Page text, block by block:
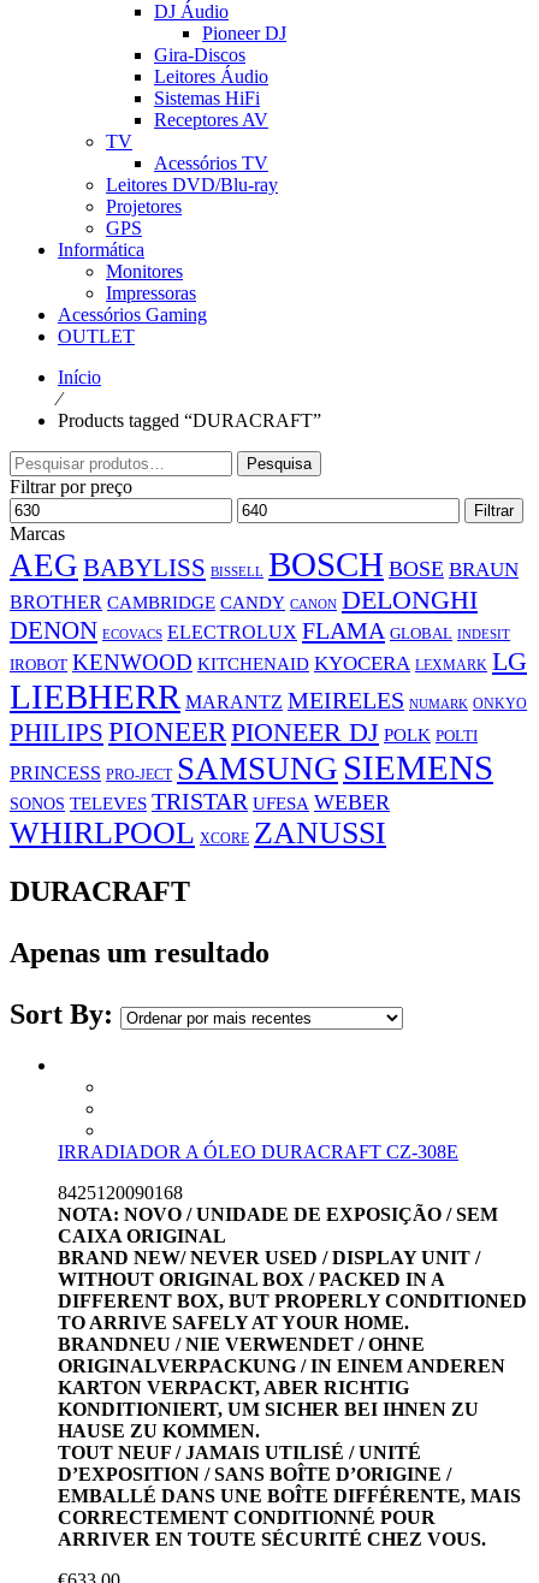
DJ Áudio
Pioneer DJ
Gira-Discos
Leitores Áudio
Sistemas HiFi
Receptores AV
TV
Acessórios TV
Leitores DVD/Blu-ray
Projetores
GPS
Informática
Monitores
Impressoras
Acessórios Gaming
OUTLET
Início
⁄
Products tagged “DURACRAFT”
Pesquisar
por:
Pesquisa
Filtrar por preço
Preço
mínimo
Preço
máximo
Filtrar
Marcas
AEG BABYLISS BISSELL BOSCH BOSE BRAUN
BROTHER CAMBRIDGE CANDY CANON DELONGHI
DENON ECOVACS ELECTROLUX FLAMA GLOBAL INDESIT
IROBOT KENWOOD KITCHENAID KYOCERA LEXMARK LG
LIEBHERR MARANTZ MEIRELES NUMARK ONKYO
PHILIPS PIONEERPIONEER DJ POLK POLTI
PRINCESS PRO-JECT SAMSUNG SIEMENS
SONOS TELEVES TRISTAR UFESA WEBER
WHIRLPOOL XCORE ZANUSSI
DURACRAFT
Apenas um resultado
Sort By:
IRRADIADOR A ÓLEO DURACRAFT CZ-308E
8425120090168
NOTA: NOVO / UNIDADE DE EXPOSIÇÃO / SEM
CAIXA ORIGINAL
BRAND NEW/ NEVER USED / DISPLAY UNIT /
WITHOUT ORIGINAL BOX / PACKED IN A
DIFFERENT BOX, BUT PROPERLY CONDITIONED
TO ARRIVE SAFELY AT YOUR HOME.
BRANDNEU / NIE VERWENDET / OHNE
ORIGINALVERPACKUNG / IN EINEM ANDEREN
KARTON VERPACKT, ABER RICHTIG
KONDITIONIERT, UM SICHER BEI IHNEN ZU
HAUSE ZU KOMMEN.
TOUT NEUF / JAMAIS UTILISÉ / UNITÉ
D’EXPOSITION / SANS BOÎTE D’ORIGINE /
EMBALLÉ DANS UNE BOÎTE DIFFÉRENTE, MAIS
CORRECTEMENT CONDITIONNÉ POUR
ARRIVER EN TOUTE SÉCURITÉ CHEZ VOUS.